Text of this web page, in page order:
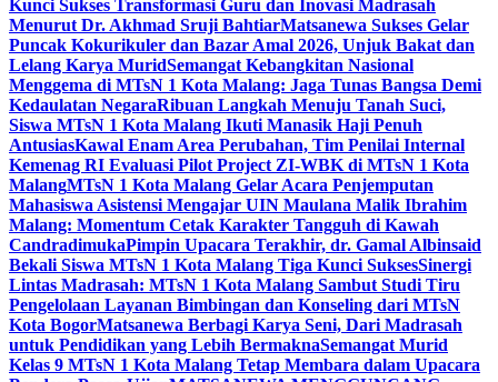
Kunci Sukses Transformasi Guru dan Inovasi Madrasah
Menurut Dr. Akhmad Sruji BahtiarMatsanewa Sukses Gelar
Puncak Kokurikuler dan Bazar Amal 2026, Unjuk Bakat dan
Lelang Karya MuridSemangat Kebangkitan Nasional
Menggema di MTsN 1 Kota Malang: Jaga Tunas Bangsa Demi
Kedaulatan NegaraRibuan Langkah Menuju Tanah Suci,
Siswa MTsN 1 Kota Malang Ikuti Manasik Haji Penuh
AntusiasKawal Enam Area Perubahan, Tim Penilai Internal
Kemenag RI Evaluasi Pilot Project ZI-WBK di MTsN 1 Kota
MalangMTsN 1 Kota Malang Gelar Acara Penjemputan
Mahasiswa Asistensi Mengajar UIN Maulana Malik Ibrahim
Malang: Momentum Cetak Karakter Tangguh di Kawah
CandradimukaPimpin Upacara Terakhir, dr. Gamal Albinsaid
Bekali Siswa MTsN 1 Kota Malang Tiga Kunci SuksesSinergi
Lintas Madrasah: MTsN 1 Kota Malang Sambut Studi Tiru
Pengelolaan Layanan Bimbingan dan Konseling dari MTsN
Kota BogorMatsanewa Berbagi Karya Seni, Dari Madrasah
untuk Pendidikan yang Lebih BermaknaSemangat Murid
Kelas 9 MTsN 1 Kota Malang Tetap Membara dalam Upacara